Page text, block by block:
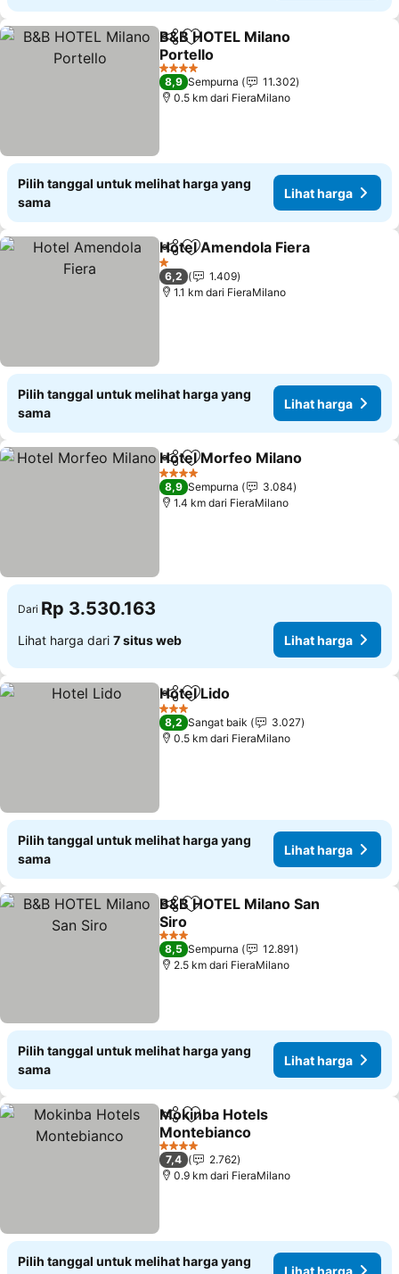
BagikanTambahkan ke favorit
B&B HOTEL Milano
Portello
4 Bintang
8,9 Sempurna
11.302
0.5 km dari FieraMilano
Pilih tanggal untuk melihat harga yang
sama
Lihat harga
BagikanTambahkan ke favorit
Hotel Amendola Fiera
1 Bintang
6,2
1.409
1.1 km dari FieraMilano
Pilih tanggal untuk melihat harga yang
sama
Lihat harga
BagikanTambahkan ke favorit
Hotel Morfeo Milano
4 Bintang
8,9 Sempurna
3.084
1.4 km dari FieraMilano
Dari Rp 3.530.163
Lihat harga dari 7 situs web Lihat harga
BagikanTambahkan ke favorit
Hotel Lido
3 Bintang
8,2 Sangat baik
3.027
0.5 km dari FieraMilano
Pilih tanggal untuk melihat harga yang
sama
Lihat harga
BagikanTambahkan ke favorit
B&B HOTEL Milano San
Siro
3 Bintang
8,5 Sempurna
12.891
2.5 km dari FieraMilano
Pilih tanggal untuk melihat harga yang
sama
Lihat harga
BagikanTambahkan ke favorit
Mokinba Hotels
Montebianco
4 Bintang
7,4
2.762
0.9 km dari FieraMilano
Pilih tanggal untuk melihat harga yang
Lihat harga